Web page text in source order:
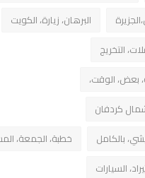
البرهان، زيارة، الكويت
التخريج
بعض، الوقت،
شمال كردفان
بالكامل
خطبة، الجمعة،
السيارات